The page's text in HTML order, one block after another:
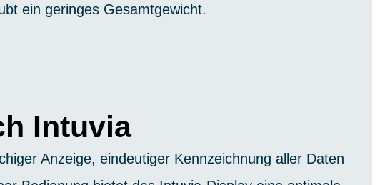
ein geringes Gesamtgewicht.
Intuvia
Anzeige, eindeutiger Kennzeichnung aller Daten